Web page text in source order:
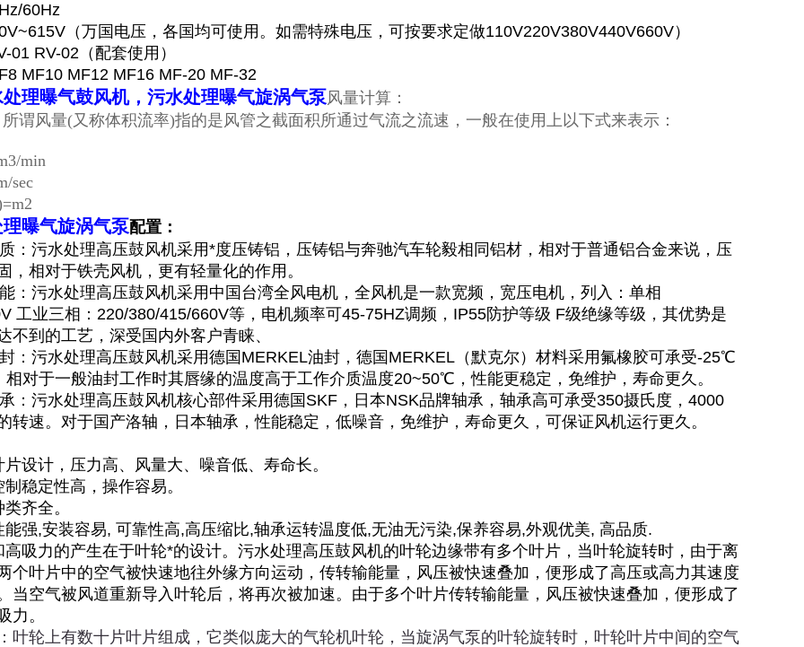
60Hz
（万国电压，各国均可使用。如需特殊电压，可按要求定做110V220V380V440V660V）
01 RV-02（配套使用）
MF10 MF12 MF16 MF-20 MF-32
理曝气鼓风机，污水处理曝气旋涡气泵风量计算：
谓风量(又称体积流率)指的是风管之截面积所通过气流之流速，一般在使用上以下式来表示：
min
sec
理曝气旋涡气泵配置：
：污水处理高压鼓风机采用*度压铸铝，压铸铝与奔驰汽车轮毅相同铝材，相对于普通铝合金来说，压
，相对于铁壳风机，更有轻量化的作用。
：污水处理高压鼓风机采用中国台湾全风电机，全风机是一款宽频，宽压电机，列入：单相
工业三相：220/380/415/660V等，电机频率可45-75HZ调频，IP55防护等级 F级绝缘等级，其优势是
不到的工艺，深受国内外客户青睐、
：污水处理高压鼓风机采用德国MERKEL油封，德国MERKEL（默克尔）材料采用氟橡胶可承受-25℃
对于一般油封工作时其唇缘的温度高于工作介质温度20~50℃，性能更稳定，免维护，寿命更久。
：污水处理高压鼓风机核心部件采用德国SKF，日本NSK品牌轴承，轴承高可承受350摄氏度，4000
转速。对于国产洛轴，日本轴承，性能稳定，低噪音，免维护，寿命更久，可保证风机运行更久。
设计，压力高、风量大、噪音低、寿命长。
稳定性高，操作容易。
齐全。
能强,安装容易, 可靠性高,高压缩比,轴承运转温度低,无油无污染,保养容易,外观优美, 高品质.
高吸力的产生在于叶轮*的设计。污水处理高压鼓风机的叶轮边缘带有多个叶片，当叶轮旋转时，由于离
个叶片中的空气被快速地往外缘方向运动，传转输能量，风压被快速叠加，便形成了高压或高力其速度
当空气被风道重新导入叶轮后，将再次被加速。由于多个叶片传转输能量，风压被快速叠加，便形成了
力。
叶轮上有数十片叶片组成，它类似庞大的气轮机叶轮，当旋涡气泵的叶轮旋转时，叶轮叶片中间的空气